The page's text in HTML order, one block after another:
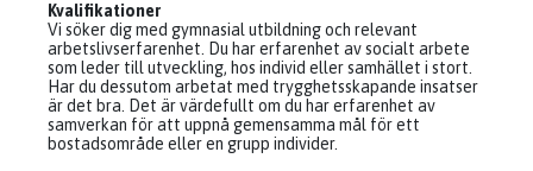
Kvalifikationer
Vi söker dig med gymnasial utbildning och relevant
arbetslivserfarenhet. Du har erfarenhet av socialt arbete
som leder till utveckling, hos individ eller samhället i stort.
Har du dessutom arbetat med trygghetsskapande insatser
är det bra. Det är värdefullt om du har erfarenhet av
samverkan för att uppnå gemensamma mål för ett
bostadsområde eller en grupp individer.